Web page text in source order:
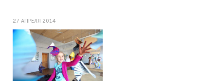
27 АПРЕЛЯ 2014